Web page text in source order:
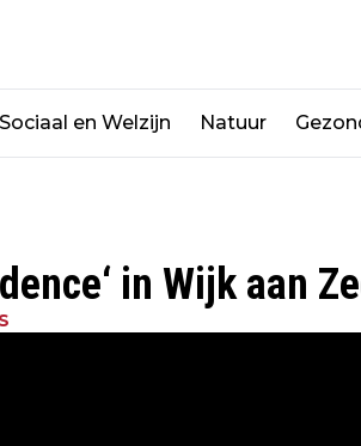
Sociaal en Welzijn Natuur
in Wijk aan